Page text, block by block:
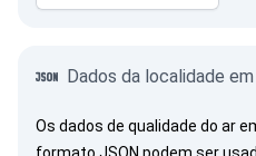
Dados da localidade
Os dados de qualidade do ar